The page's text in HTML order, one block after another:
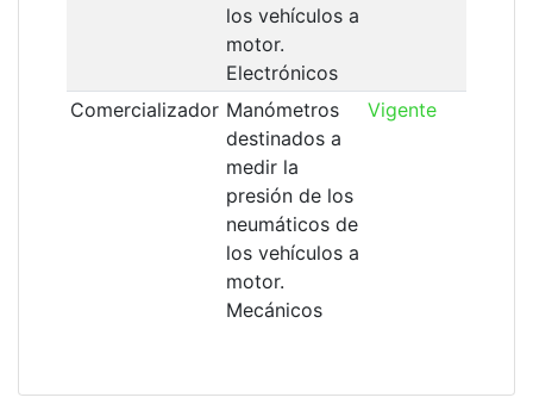
los vehículos a
motor.
Electrónicos
Comercializador Manómetros
destinados a
medir la
presión de los
neumáticos de
los vehículos a
motor.
Mecánicos
Vigente